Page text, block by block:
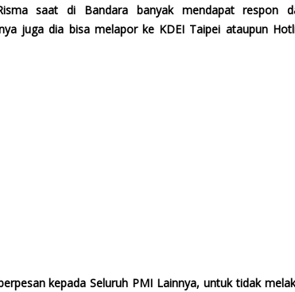
saat di Bandara banyak mendapat
juga dia bisa melapor ke KDEI Taipei ataupun
kepada Seluruh PMI Lainnya, untuk tidak